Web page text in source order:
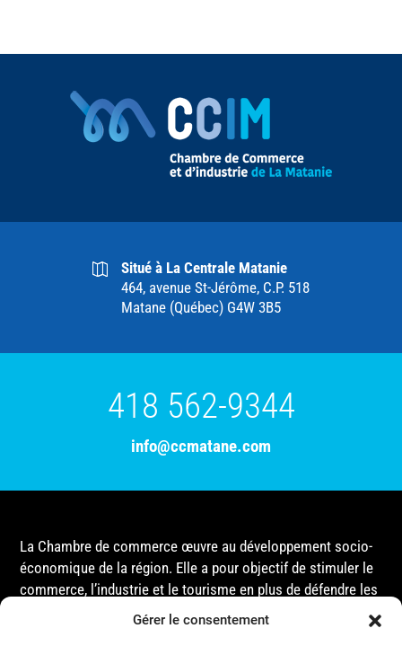
Gérer le consentement
Situé à La Centrale Matanie
464, avenue St-Jérôme, C.P. 518
Matane (Québec) G4W 3B5
418 562-9344
info@ccmatane.com
La Chambre de commerce œuvre au développement socio-
économique de la région. Elle a pour objectif de stimuler le
commerce, l’industrie et le tourisme en plus de défendre les
intérêts de ses membres et de l’ensemble de la